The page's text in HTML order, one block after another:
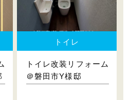
トイレ
トイレ改装リフォーム
＠磐田市Y様邸